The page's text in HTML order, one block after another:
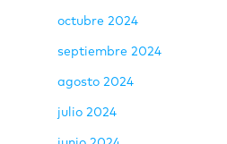
octubre 2024
septiembre 2024
agosto 2024
julio 2024